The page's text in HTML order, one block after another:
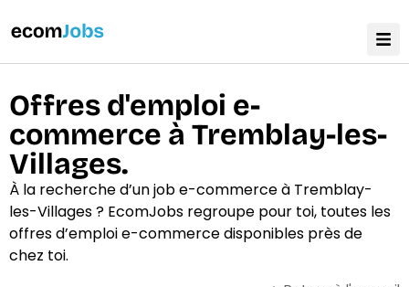
Offres d'emploi e-
commerce à Tremblay-les-
Villages.
À la recherche d’un job e-commerce à Tremblay-
les-Villages ? EcomJobs regroupe pour toi, toutes les
offres d’emploi e-commerce disponibles près de
chez toi.